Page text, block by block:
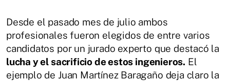
Desde el pasado mes de julio ambos
profesionales fueron elegidos de entre varios
candidatos por un jurado experto que destacó la
lucha y el sacrificio de estos ingenieros. El
ejemplo de Juan Martínez Baragaño deja claro la